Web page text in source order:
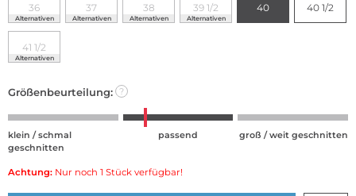
36
Alternativen
37
Alternativen
38
Alternativen
39 1/2
Alternativen
40 40 1/2
41 1/2
Alternativen
Größenbeurteilung: ?
klein / schmal
geschnitten
passend groß / weit geschnitten
Achtung: Nur noch 1 Stück verfügbar!